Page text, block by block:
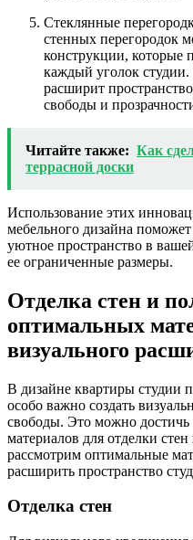
Стеклянные
стенных перегородок
конструкции, которые
каждый уголок студии.
расширит
свободы и
Читайте также: Как
террасной доски
Использование этих
мебельного дизайна
уютное пространство в
ее ограниченные размеры.
Отделка стен и
оптимальных
визуального
В дизайне квартиры студии
особо важно создать
свободы. Это можно
материалов для отделки
рассмотрим оптимальные
расширить пространство
Отделка стен